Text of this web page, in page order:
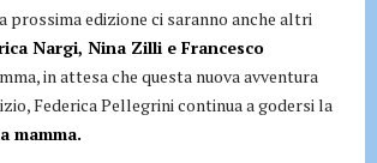
prossima edizione ci saranno anche altri
Nargi, Nina Zilli e Francesco
in attesa che questa nuova avventura
Federica Pellegrini continua a godersi la
mamma.